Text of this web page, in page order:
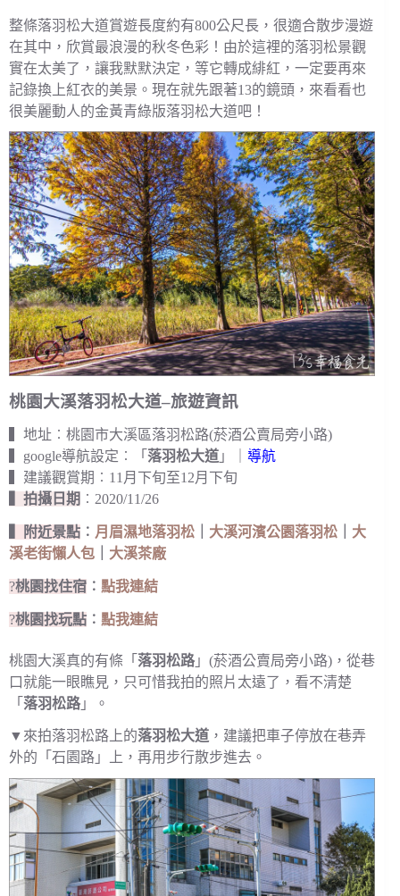
整條落羽松大道賞遊長度約有800公尺長，很適合散步漫遊
在其中，欣賞最浪漫的秋冬色彩！由於這裡的落羽松景觀
實在太美了，讓我默默決定，等它轉成緋紅，一定要再來
記錄換上紅衣的美景。現在就先跟著13的鏡頭，來看看也
很美麗動人的金黃青綠版落羽松大道吧！
桃園大溪落羽松大道–旅遊資訊
▍地址︰桃園市大溪區落羽松路(菸酒公賣局旁小路)
▍google導航設定︰「 落羽松大道 」｜ 導航
▍建議觀賞期︰11月下旬至12月下旬
▍拍攝日期 ︰2020/11/26
▍附近景點 ︰ 月眉濕地落羽松 大溪河濱公園落羽松
大
溪老街懶人包
大溪茶廠
?桃園找住宿 ︰ 點我連結
?桃園找玩點 ︰ 點我連結
桃園大溪真的有條「 落羽松路 」(菸酒公賣局旁小路)，從巷
口就能一眼瞧見，只可惜我拍的照片太遠了，看不清楚
「 落羽松路 」。
▼來拍落羽松路上的落羽松大道 ，建議把車子停放在巷弄
外的「石園路」上，再用步行散步進去。